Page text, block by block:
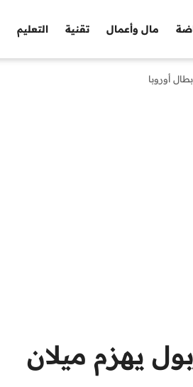
مال وأعمال تقنية التعليم
أوروبا
يهزم ميلان